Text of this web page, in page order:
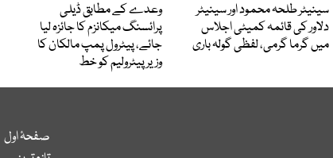
سینیٹر طلحہ محمود اور سینیٹر
دلاور کی قائمہ کمیٹی اجلاس
میں گرما گرمی، لفظی گولہ باری
وعدے کے مطابق ڈیلی
پرائسنگ میکانزم کا جائزہ لیا
جائے، پیٹرول پمپ مالکان کا
وزیرپیٹرولیم کو خط
صفحۂ اول